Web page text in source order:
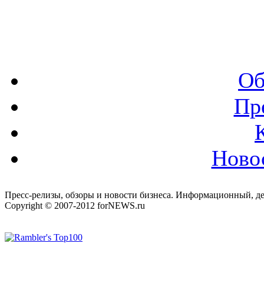
Пресс-релизы, обзоры и новости бизнеса. Информационный,
Copyright © 2007-2012 forNEWS.ru